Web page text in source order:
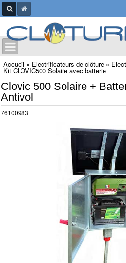
Accueil » Electrificateurs de clôture »
Kit CLOVIC500 Solaire avec batterie
Clovic 500 Solaire +
Antivol
76100983